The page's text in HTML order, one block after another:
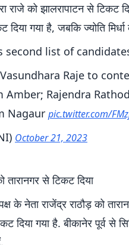
राजे को झालरापाटन से टिकट
गया है, जबकि ज्योति
second list of
Raje to
Amber; Rajendra
Nagaur pic.twitter.com/
October 21, 2023
तारानगर से टिकट दिया
के नेता राजेंद्र राठौड़ को
दिया गया है. बीकानेर पूर्व से